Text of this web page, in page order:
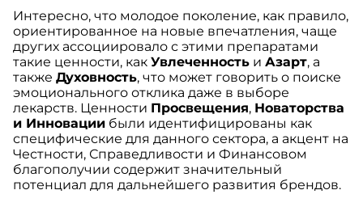
Интересно, что молодое поколение, как правило,
ориентированное на новые впечатления, чаще
других ассоциировало с этими препаратами
такие ценности, как Увлеченность и Азарт, а
также Духовность, что может говорить о поиске
эмоционального отклика даже в выборе
лекарств. Ценности Просвещения, Новаторства
и Инновации были идентифицированы как
специфические для данного сектора, а акцент на
Честности, Справедливости и Финансовом
благополучии содержит значительный
потенциал для дальнейшего развития брендов.